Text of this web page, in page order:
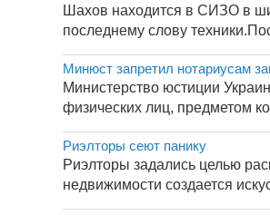
Шахов находится в СИЗО в
последнему слову
Минюст запретил нотариусам
Министерство юстиции
физических лиц, предметом
Риэлторы сеют панику
Риэлторы задались целью
недвижимости создается